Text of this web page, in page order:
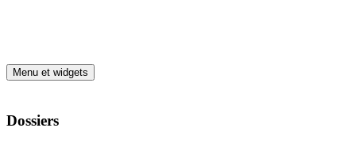
Menu et widgets
Dossiers